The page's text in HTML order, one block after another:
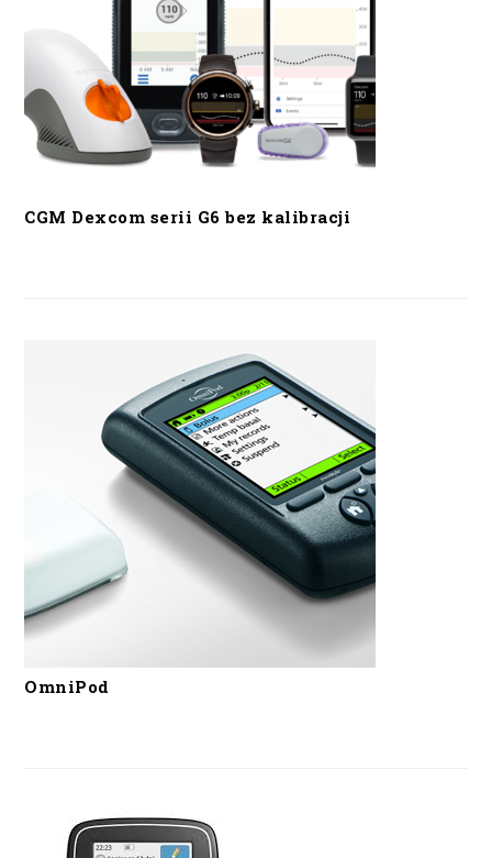
CGM Dexcom serii G6 bez kalibracji
OmniPod